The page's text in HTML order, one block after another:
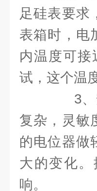
足硅表要求
表箱时，电
内温度可
试，这个温
3、安
复杂，灵敏
的电位器做
大的变化
响。